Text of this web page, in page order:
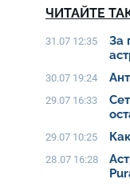
ЧИТАЙТЕ
31.07 12:35
За
30.07 19:24
29.07 16:33
29.07 10:25
28.07 16:28